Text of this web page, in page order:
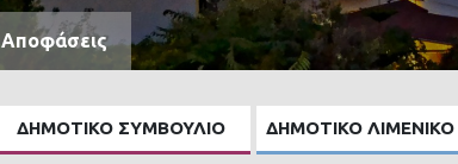
Αποφάσεις
ΔΗΜΟΤΙΚΟ ΣΥΜΒΟΥΛΙΟ ΔΗΜΟΤΙΚΟ